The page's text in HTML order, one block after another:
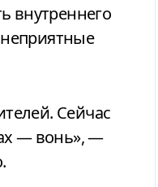
внутреннего
Сейчас
— вонь», —